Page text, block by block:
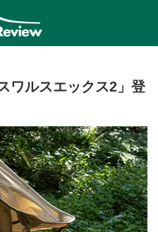
ワルスエックス2」登